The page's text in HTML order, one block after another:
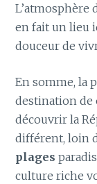
L’atmosphère
en fait un lieu
douceur de
En somme, la
destination de
découvrir la
différent, loin
plages
culture riche